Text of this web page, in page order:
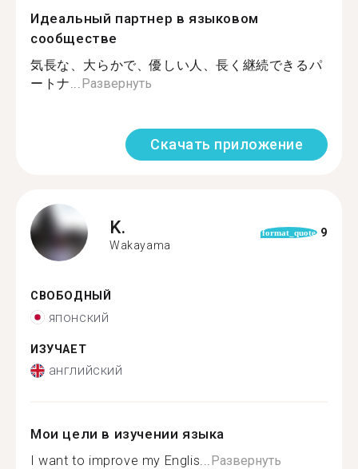
Идеальный партнер в языковом
сообществе
気長な、大らかで、優しい人、長く継続できるパ
ートナ...Развернуть
Скачать приложение
K.
Wakayama
format_quote 9
СВОБОДНЫЙ
японский
ИЗУЧАЕТ
английский
Мои цели в изучении языка
I want to improve my Englis...Развернуть